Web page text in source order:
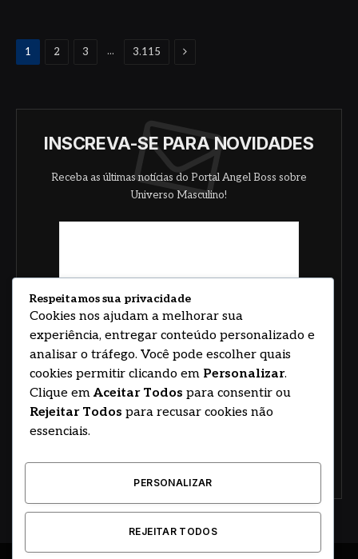
1 2 3 ... 3.115 Proximo
INSCREVA-SE PARA NOVIDADES
Receba as últimas notícias do Portal Angel Boss sobre
Universo Masculino!
Respeitamos sua privacidade
Cookies nos ajudam a melhorar sua
experiência, entregar conteúdo personalizado e
analisar o tráfego. Você pode escolher quais
cookies permitir clicando em Personalizar.
Clique em Aceitar Todos para consentir ou
Rejeitar Todos para recusar cookies não
essenciais.
PERSONALIZAR
REJEITAR TODOS